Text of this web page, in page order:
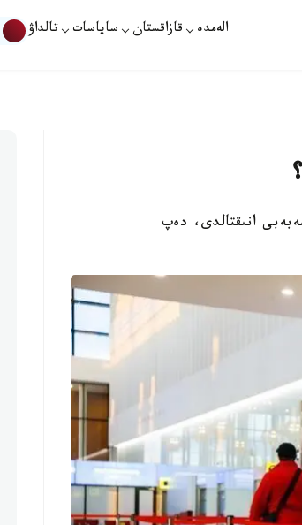
الەمدە قازاقستان ساياسات تالداۋ
انىقتالدى، دەپ